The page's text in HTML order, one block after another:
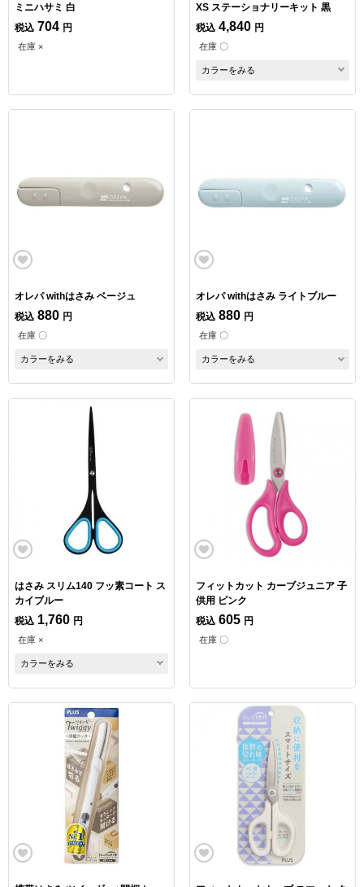
ミニハサミ 白
税込 704 円
在庫 ×
XS ステーショナリーキット 黒
税込 4,840 円
在庫 〇
カラーをみる
オレパ withはさみ ベージュ
税込 880 円
在庫 〇
カラーをみる
オレパ withはさみ ライトブルー
税込 880 円
在庫 〇
カラーをみる
はさみ スリム140 フッ素コート ス
カイブルー
税込 1,760 円
在庫 ×
カラーをみる
フィットカット カーブジュニア 子
供用 ピンク
税込 605 円
在庫 〇